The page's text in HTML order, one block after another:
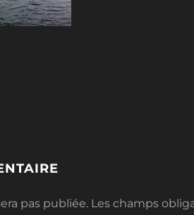
pas publiée. Les champs